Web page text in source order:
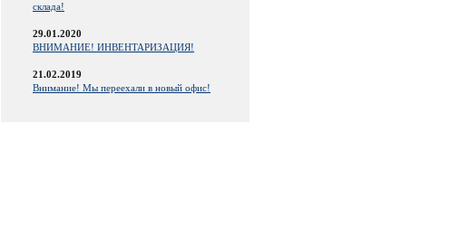
склада!
29.01.2020
ВНИМАНИЕ! ИНВЕНТАРИЗАЦИЯ!
21.02.2019
Внимание! Мы переехали в новый офис!